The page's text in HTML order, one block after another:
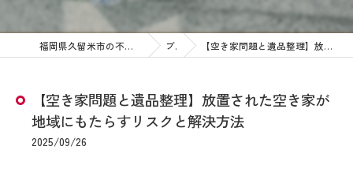
福岡県久留米市の不用品回収なら株式会社総合整理サポート ブログ 【空き家問題と遺品整理】放置された空き家が地域にもたらすリスクと解決方法
【空き家問題と遺品整理】放置された空き家が
地域にもたらすリスクと解決方法
2025/09/26